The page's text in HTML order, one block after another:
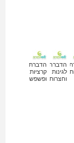
הדברה
לגינות
וחצרות
הדברת
קרציות
ופשפשים